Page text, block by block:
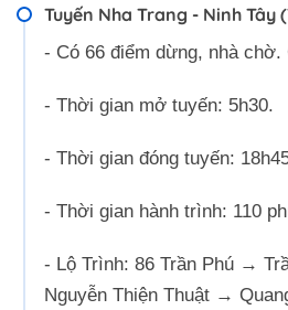
Tuyến Nha Trang - Ninh Tây
- Có 66 điểm dừng, nhà chờ.
- Thời gian mở tuyến: 5h30.
- Thời gian đóng tuyến:
- Thời gian hành trình: 110
- Lộ Trình: 86 Trần Phú →
Nguyễn Thiện Thuật →